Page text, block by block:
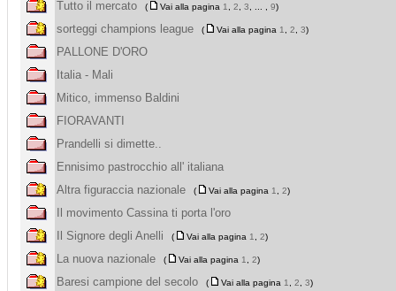
Tutto il mercato
( Vai alla pagina 1 2 3 9)
sorteggi champions league ( Vai alla pagina 1 2 3)
PALLONE D'ORO
Italia - Mali
Mitico, immenso Baldini
FIORAVANTI
Prandelli si dimette..
Ennisimo pastrocchio all' italiana
Altra figuraccia nazionale
( Vai alla pagina 1 2)
Il movimento Cassina ti porta l'oro
Il Signore degli Anelli
( Vai alla pagina 1 2)
La nuova nazionale ( Vai alla pagina 1 2)
Baresi campione del secolo ( Vai alla pagina 1 2 3)